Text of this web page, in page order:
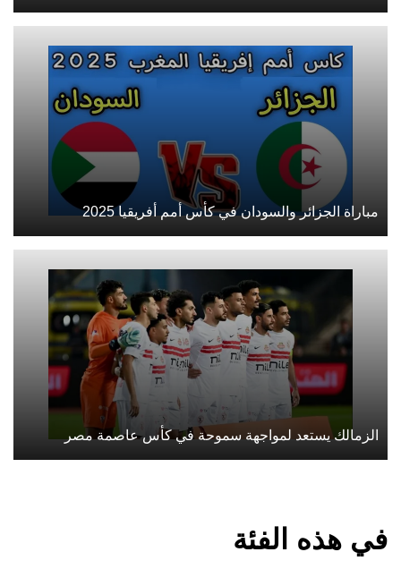
مباراة الجزائر والسودان في كأس أمم أفريقيا 2025
الزمالك يستعد لمواجهة سموحة في كأس عاصمة مصر
في هذه الفئة